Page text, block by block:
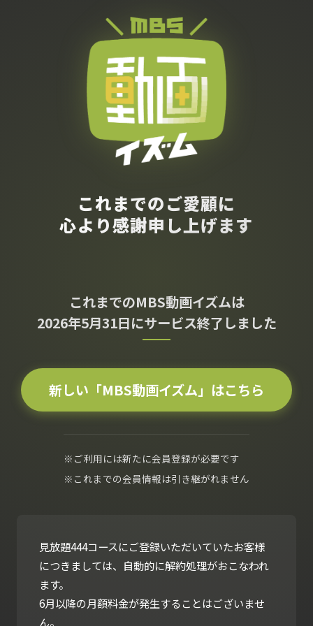
これまでのご愛顧に
心より感謝申し上げます
これまでのMBS動画イズムは
2026年5月31日にサービス終了しました
新しい「MBS動画イズム」はこちら
※ご利用には新たに会員登録が必要です
※これまでの会員情報は引き継がれません
見放題444コースにご登録いただいていたお客様
につきましては、自動的に解約処理がおこなわれ
ます。
6月以降の月額料金が発生することはございませ
ん。